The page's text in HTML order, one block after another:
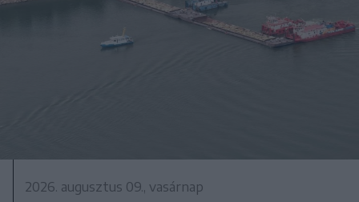
2026. augusztus 09., vasárnap